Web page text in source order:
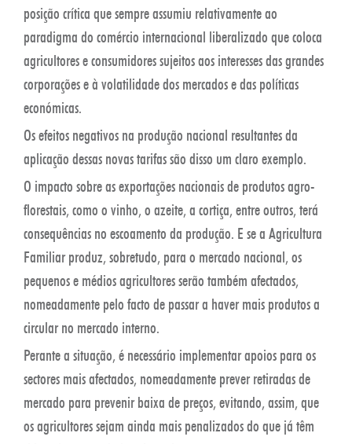
posição crítica que sempre assumiu relativamente ao
paradigma do comércio internacional liberalizado que coloca
agricultores e consumidores sujeitos aos interesses das grandes
corporações e à volatilidade dos mercados e das políticas
económicas.
Os efeitos negativos na produção nacional resultantes da
aplicação dessas novas tarifas são disso um claro exemplo.
O impacto sobre as exportações nacionais de produtos agro-
florestais, como o vinho, o azeite, a cortiça, entre outros, terá
consequências no escoamento da produção. E se a Agricultura
Familiar produz, sobretudo, para o mercado nacional, os
pequenos e médios agricultores serão também afectados,
nomeadamente pelo facto de passar a haver mais produtos a
circular no mercado interno.
Perante a situação, é necessário implementar apoios para os
sectores mais afectados, nomeadamente prever retiradas de
mercado para prevenir baixa de preços, evitando, assim, que
os agricultores sejam ainda mais penalizados do que já têm